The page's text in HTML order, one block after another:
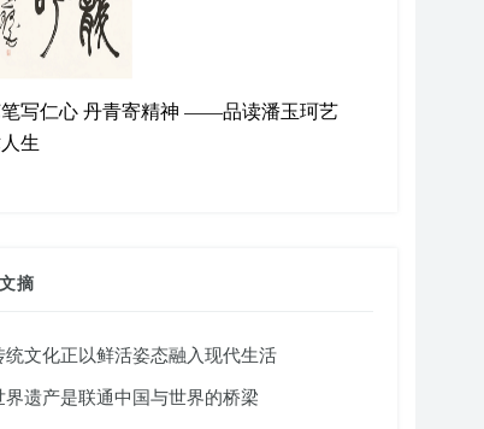
写仁心 丹青寄精神 ——品读潘玉珂艺
生
摘
统文化正以鲜活姿态融入现代生活
界遗产是联通中国与世界的桥梁